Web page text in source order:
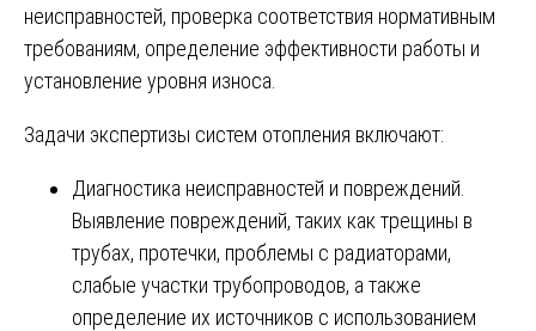
неисправностей, проверка соответствия нормативным
требованиям, определение эффективности работы и
установление уровня износа.
Задачи экспертизы систем отопления включают:
Диагностика неисправностей и повреждений.
Выявление повреждений, таких как трещины в
трубах, протечки, проблемы с радиаторами,
слабые участки трубопроводов, а также
определение их источников с использованием